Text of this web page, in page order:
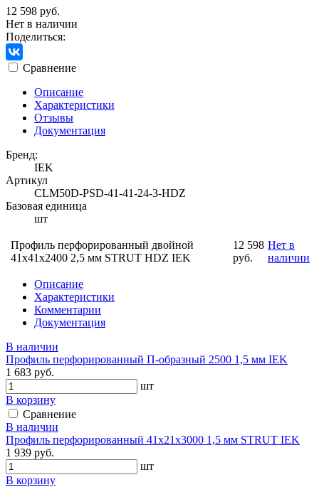
12 598 руб.
Нет в наличии
Поделиться:
Сравнение
Описание
Характеристики
Отзывы
Документация
Бренд:
IEK
Артикул
CLM50D-PSD-41-41-24-3-HDZ
Базовая единица
шт
Профиль перфорированный двойной
41х41х2400 2,5 мм STRUT HDZ IEK
12 598
руб.
Нет в
наличии
Описание
Характеристики
Комментарии
Документация
В наличии
Профиль перфорированный П-образный 2500 1,5 мм IEK
1 683 руб.
шт
В корзину
Сравнение
В наличии
Профиль перфорированный 41х21х3000 1,5 мм STRUT IEK
1 939 руб.
шт
В корзину